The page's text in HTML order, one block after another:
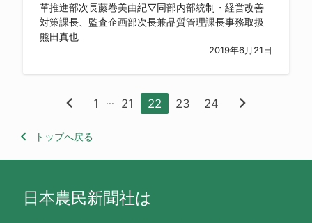
革推進部次長藤巻美由紀▽同部内部統制・経営改善
対策課長、監査企画部次長兼品質管理課長事務取扱
熊田真也
2019年6月21日
chevron_left 1 ... 21 22 23 24 chevron_right
keyboard_arrow_left トップへ戻る
日本農民新聞社は